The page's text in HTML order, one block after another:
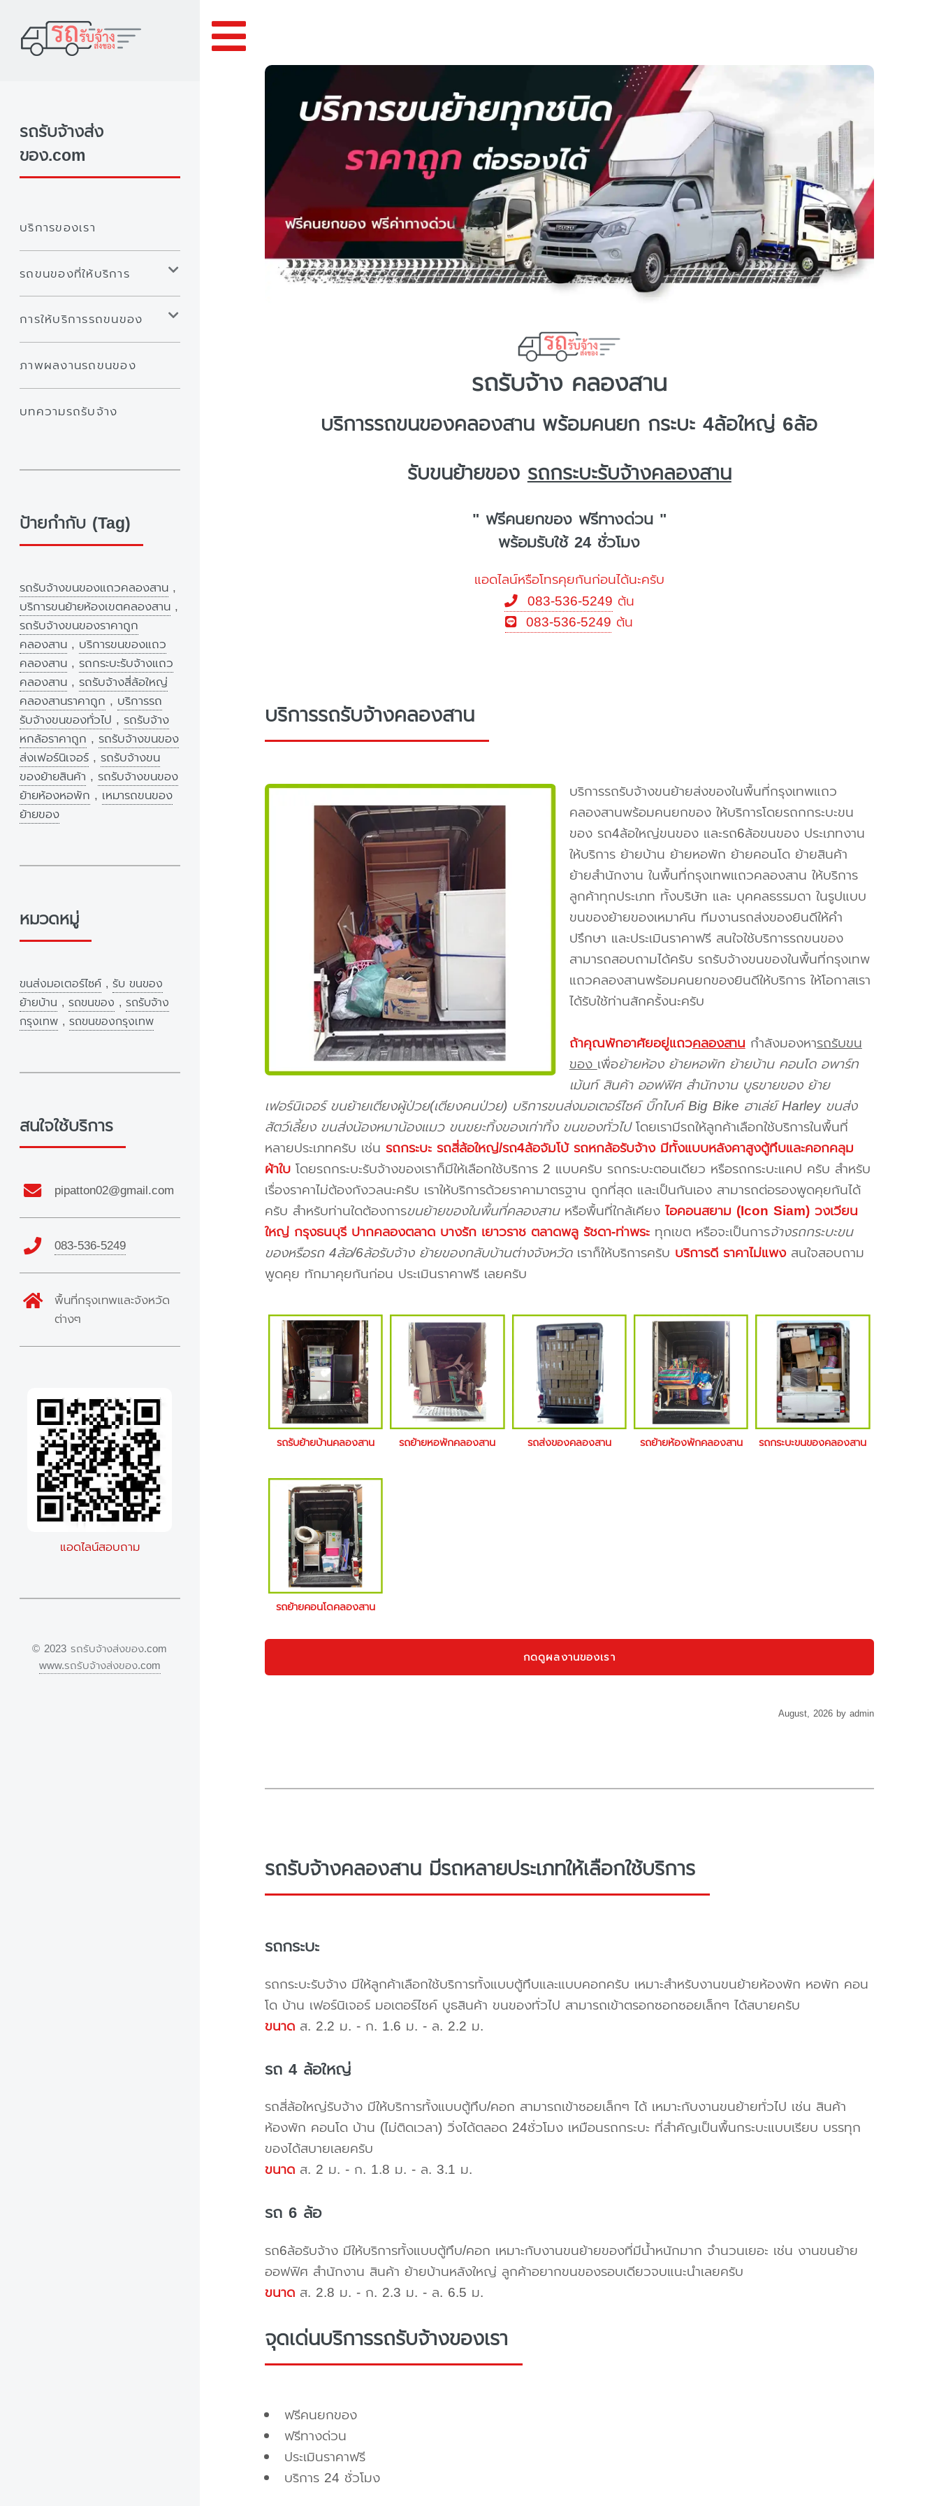
รถรับจ้าง คลองสาน
บริการรถขนของคลองสาน พร้อมคนยก กระบะ 4ล้อใหญ่ 6ล้อ
รับขนย้ายของรถกระบะรับจ้างคลองสาน
" ฟรีคนยกของ ฟรีทางด่วน "
พร้อมรับใช้ 24 ชั่วโมง
แอดไลน์หรือโทรคุยกันก่อนได้นะครับ
083-536-5249 ต้น
083-536-5249 ต้น
บริการรถรับจ้างคลองสาน
บริการรถรับจ้างขนย้ายส่งของในพื้นที่กรุงเทพแถว
คลองสานพร้อมคนยกของ ให้บริการโดยรถกกระบะขน
ของ รถ4ล้อใหญ่ขนของ และรถ6ล้อขนของ ประเภทงาน
ให้บริการ ย้ายบ้าน ย้ายหอพัก ย้ายคอนโด ย้ายสินค้า
ย้ายสำนักงาน ในพื้นที่กรุงเทพแถวคลองสาน ให้บริการ
ลูกค้าทุกประเภท ทั้งบริษัท และ บุคคลธรรมดา ในรูปแบบ
ขนของย้ายของเหมาคัน ทีมงานรถส่งของยินดีให้คำ
ปรึกษา และประเมินราคาฟรี สนใจใช้บริการรถขนของ
สามารถสอบถามได้ครับ รถรับจ้างขนของในพื้นที่กรุงเทพ
แถวคลองสานพร้อมคนยกของยินดีให้บริการ ให้โอกาสเรา
ได้รับใช้ท่านสักครั้งนะครับ
ถ้าคุณพักอาศัยอยู่แถวคลองสานกำลังมองหารถรับขน
ของเพื่อย้ายห้อง ย้ายหอพัก ย้ายบ้าน คอนโด อพาร์ท
เม้นท์ สินค้า ออฟฟิศ สำนักงาน บูธขายของ ย้าย
เฟอร์นิเจอร์ ขนย้ายเตียงผู้ป่วย(เตียงคนป่วย) บริการขนส่งมอเตอร์ไซค์ บิ๊กไบค์ Big Bike ฮาเล่ย์ Harley ขนส่ง
สัตว์เลี้ยง ขนส่งน้องหมาน้องแมว ขนขยะทิ้งของเก่าทิ้ง ขนของทั่วไปโดยเรามีรถให้ลูกค้าเลือกใช้บริการในพื้นที่
หลายประเภทครับ เช่น รถกระบะ รถสี่ล้อใหญ่/รถ4ล้อจัมโบ้ รถหกล้อรับจ้าง มีทั้งแบบหลังคาสูงตู้ทึบและคอกคลุม
ผ้าใบโดยรถกระบะรับจ้างของเราก็มีให้เลือกใช้บริการ 2 แบบครับ รถกระบะตอนเดียว หรือรถกระบะแคป ครับ สำหรับ
เรื่องราคาไม่ต้องกังวลนะครับ เราให้บริการด้วยราคามาตรฐาน ถูกที่สุด และเป็นกันเอง สามารถต่อรองพูดคุยกันได้
ครับ สำหรับท่านใดต้องการขนย้ายของในพื้นที่คลองสานหรือพื้นที่ใกล้เคียง ไอคอนสยาม (Icon Siam) วงเวียน
ใหญ่ กรุงธนบุรี ปากคลองตลาด บางรัก เยาวราช ตลาดพลู รัชดา-ท่าพระทุกเขต หรือจะเป็นการจ้างรถกระบะขน
ของหรือรถ 4ล้อ/6ล้อรับจ้าง ย้ายของกลับบ้านต่างจังหวัดเราก็ให้บริการครับ บริการดี ราคาไม่แพงสนใจสอบถาม
พูดคุย ทักมาคุยกันก่อน ประเมินราคาฟรี เลยครับ
รถรับย้ายบ้านคลองสาน รถย้ายหอพักคลองสาน รถส่งของคลองสาน รถย้ายห้องพักคลองสาน รถกระบะขนของคลองสาน
รถย้ายคอนโดคลองสาน
กดดูผลงานของเรา
August, 2026 by admin
รถรับจ้างคลองสาน มีรถหลายประเภทให้เลือกใช้บริการ
รถกระบะ
รถกระบะรับจ้าง มีให้ลูกค้าเลือกใช้บริการทั้งแบบตู้ทึบและแบบคอกครับ เหมาะสำหรับงานขนย้ายห้องพัก หอพัก คอน
โด บ้าน เฟอร์นิเจอร์ มอเตอร์ไซค์ บูธสินค้า ขนของทั่วไป สามารถเข้าตรอกซอกซอยเล็กๆ ได้สบายครับ
ขนาดส. 2.2 ม. - ก. 1.6 ม. - ล. 2.2 ม.
รถ 4 ล้อใหญ่
รถสี่ล้อใหญ่รับจ้าง มีให้บริการทั้งแบบตู้ทึบ/คอก สามารถเข้าซอยเล็กๆ ได้ เหมาะกับงานขนย้ายทั่วไป เช่น สินค้า
ห้องพัก คอนโด บ้าน (ไม่ติดเวลา) วิ่งได้ตลอด 24ชั่วโมง เหมือนรถกระบะ ที่สำคัญเป็นพื้นกระบะแบบเรียบ บรรทุก
ของได้สบายเลยครับ
ขนาดส. 2 ม. - ก. 1.8 ม. - ล. 3.1 ม.
รถ 6 ล้อ
รถ6ล้อรับจ้าง มีให้บริการทั้งแบบตู้ทึบ/คอก เหมาะกับงานขนย้ายของที่มีน้ำหนักมาก จำนวนเยอะ เช่น งานขนย้าย
ออฟฟิศ สำนักงาน สินค้า ย้ายบ้านหลังใหญ่ ลูกค้าอยากขนของรอบเดียวจบแนะนำเลยครับ
ขนาดส. 2.8 ม. - ก. 2.3 ม. - ล. 6.5 ม.
จุดเด่นบริการรถรับจ้างของเรา
ฟรีคนยกของ
ฟรีทางด่วน
ประเมินราคาฟรี
บริการ 24 ชั่วโมง
รถรับจ้างส่ง
ของ.com
บริการของเรา
รถขนของที่ให้บริการ
การให้บริการรถขนของ
ภาพผลงานรถขนของ
บทความรถรับจ้าง
ป้ายกำกับ (Tag)
รถรับจ้างขนของแถวคลองสาน ,
บริการขนย้ายห้องเขตคลองสาน ,
รถรับจ้างขนของราคาถูก
คลองสาน , บริการขนของแถว
คลองสาน , รถกระบะรับจ้างแถว
คลองสาน , รถรับจ้างสี่ล้อใหญ่
คลองสานราคาถูก , บริการรถ
รับจ้างขนของทั่วไป , รถรับจ้าง
หกล้อราคาถูก , รถรับจ้างขนของ
ส่งเฟอร์นิเจอร์ , รถรับจ้างขน
ของย้ายสินค้า , รถรับจ้างขนของ
ย้ายห้องหอพัก , เหมารถขนของ
ย้ายของ
หมวดหมู่
ขนส่งมอเตอร์ไซค์ , รับ ขนของ
ย้ายบ้าน , รถขนของ , รถรับจ้าง
กรุงเทพ , รถขนของกรุงเทพ
สนใจใช้บริการ
pipatton02@gmail.com
083-536-5249
พื้นที่กรุงเทพและจังหวัด
ต่างๆ
แอดไลน์สอบถาม
© 2023 รถรับจ้างส่งของ.com
www.รถรับจ้างส่งของ.com